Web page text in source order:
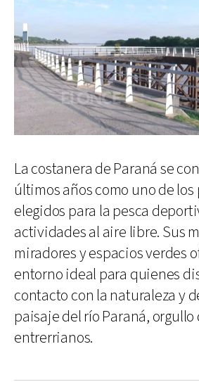
La costanera de Paraná se
últimos años como uno de
elegidos para la pesca
actividades al aire libre. Sus
miradores y espacios verdes
entorno ideal para quienes
contacto con la naturaleza y
paisaje del río Paraná, orgullo
entrerrianos.